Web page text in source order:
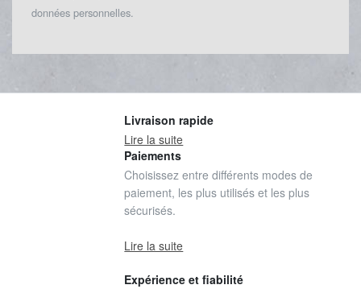
données personnelles.
Livraison rapide
Lire la suite
Paiements
Choisissez entre différents modes de
paiement, les plus utilisés et les plus
sécurisés.
Lire la suite
Expérience et fiabilité